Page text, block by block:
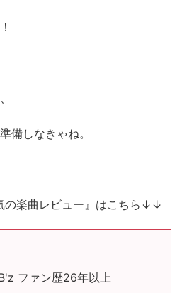
備しなきゃね。
の楽曲レビュー』はこちら↓↓
ファン歴26年以上